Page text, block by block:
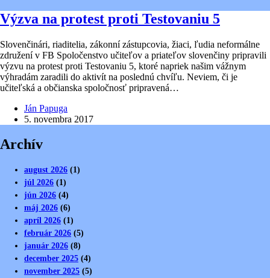
Výzva na protest proti Testovaniu 5
Slovenčinári, riaditelia, zákonní zástupcovia, žiaci, ľudia neformálne
združení v FB Spoločenstvo učiteľov a priateľov slovenčiny pripravili
výzvu na protest proti Testovaniu 5, ktoré napriek našim vážnym
výhradám zaradili do aktivít na poslednú chvíľu. Neviem, či je
učiteľská a občianska spoločnosť pripravená…
Ján Papuga
5. novembra 2017
Archív
august 2026 (1)
júl 2026 (1)
jún 2026 (4)
máj 2026 (6)
apríl 2026 (1)
február 2026 (5)
január 2026 (8)
december 2025 (4)
november 2025 (5)